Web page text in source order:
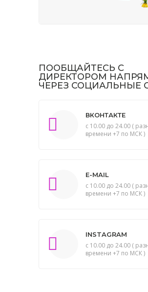
ПООБЩАЙТЕСЬ С
ДИРЕКТОРОМ
ЧЕРЕЗ СОЦИАЛЬНЫЕ
ВКОНТАКТЕ
с 10.00 до 24.00 (
времени +7 по МСК )
E-MAIL
с 10.00 до 24.00 (
времени +7 по МСК )
INSTAGRAM
с 10.00 до 24.00 (
времени +7 по МСК )